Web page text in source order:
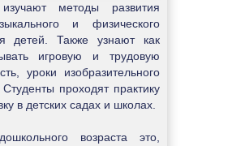
изучают методы развития
и физического
детей. Также узнают как
игровую и трудовую
уроки изобразительного
Студенты проходят практику
в детских садах и школах.
возраста это,